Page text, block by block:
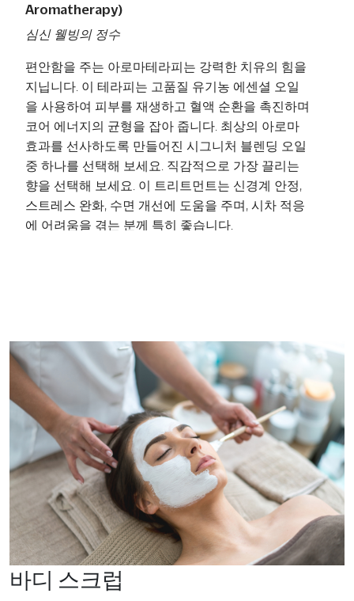
Aromatherapy)
심신 웰빙의 정수
편안함을 주는 아로마테라피는 강력한 치유의 힘을
지닙니다. 이 테라피는 고품질 유기농 에센셜 오일
을 사용하여 피부를 재생하고 혈액 순환을 촉진하며
코어 에너지의 균형을 잡아 줍니다. 최상의 아로마
효과를 선사하도록 만들어진 시그니처 블렌딩 오일
중 하나를 선택해 보세요. 직감적으로 가장 끌리는
향을 선택해 보세요. 이 트리트먼트는 신경계 안정,
스트레스 완화, 수면 개선에 도움을 주며, 시차 적응
에 어려움을 겪는 분께 특히 좋습니다.
바디 스크럽